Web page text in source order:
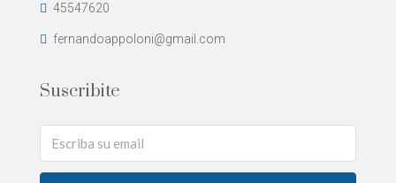
45547620
fernandoappoloni@gmail.com
Suscribite